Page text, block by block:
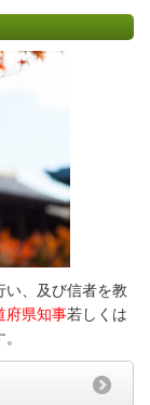
、及び信者を教
府県知事若しくは